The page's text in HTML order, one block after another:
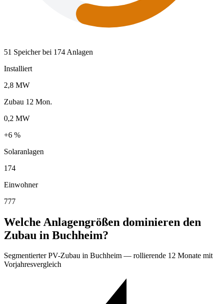
51 Speicher bei 174 Anlagen
Installiert
2,8 MW
Zubau 12 Mon.
0,2 MW
+6 %
Solaranlagen
174
Einwohner
777
Welche Anlagengrößen dominieren den
Zubau in Buchheim?
Segmentierter PV-Zubau in Buchheim — rollierende 12 Monate mit
Vorjahresvergleich